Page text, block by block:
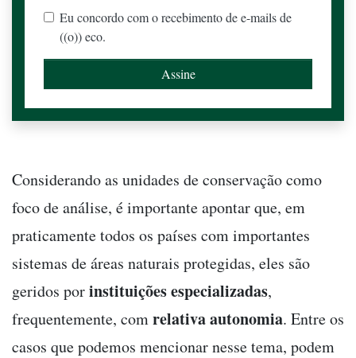
Eu concordo com o recebimento de e-mails de
((o)) eco.
Considerando as unidades de conservação como
foco de análise, é importante apontar que, em
praticamente todos os países com importantes
sistemas de áreas naturais protegidas, eles são
geridos porinstituições especializadas,
frequentemente, comrelativa autonomia. Entre os
casos que podemos mencionar nesse tema, podem